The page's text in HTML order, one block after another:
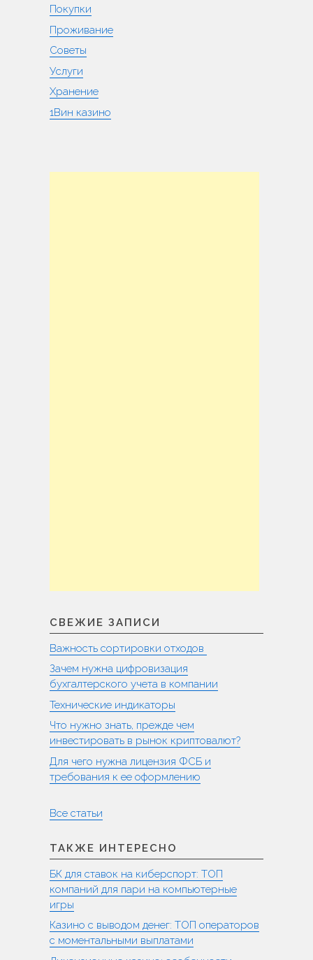
Покупки
Проживание
Советы
Услуги
Хранение
1Вин казино
СВЕЖИЕ ЗАПИСИ
Важность сортировки отходов
Зачем нужна цифровизация
бухгалтерского учета в компании
Технические индикаторы
Что нужно знать, прежде чем
инвестировать в рынок криптовалют?
Для чего нужна лицензия ФСБ и
требования к ее оформлению
Все статьи
ТАКЖЕ ИНТЕРЕСНО
БК для ставок на киберспорт: ТОП
компаний для пари на компьютерные
игры
Казино с выводом денег: ТОП операторов
с моментальными выплатами